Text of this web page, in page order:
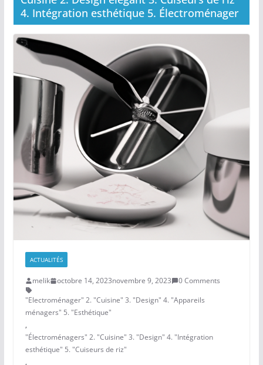
4. Intégration esthétique 5. Électroménager
ACTUALITÉS
melik octobre 14, 2023novembre 9, 2023
0 Comments
"Electroménager" 2. "Cuisine" 3. "Design" 4. "Appareils
ménagers" 5. "Esthétique"
,
"Électroménagers" 2. "Cuisine" 3. "Design" 4. "Intégration
esthétique" 5. "Cuiseurs de riz"
,